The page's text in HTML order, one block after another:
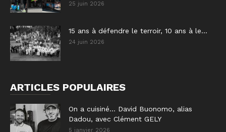
25 juin 2026
15 ans à défendre le terroir, 10 ans à le...
24 juin 2026
ARTICLES POPULAIRES
On a cuisiné… David Buonomo, alias
Dadou, avec Clément GELY
5 janvier 2026